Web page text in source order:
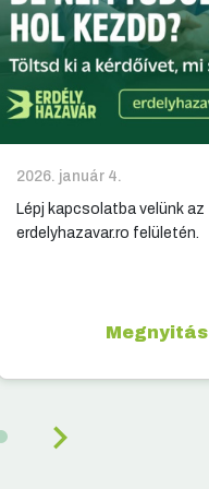
2026. január 4.
Lépj kapcsolatba velünk az
erdelyhazavar.ro felületén.
Megnyitás